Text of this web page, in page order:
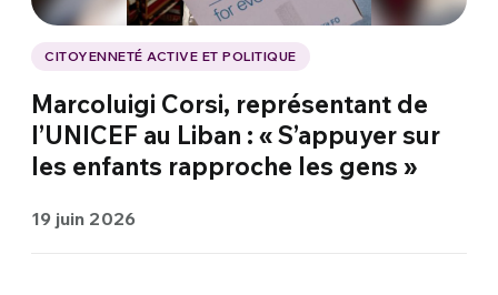
CITOYENNETÉ ACTIVE ET POLITIQUE
Marcoluigi Corsi, représentant de
l’UNICEF au Liban : « S’appuyer sur
les enfants rapproche les gens »
19 juin 2026